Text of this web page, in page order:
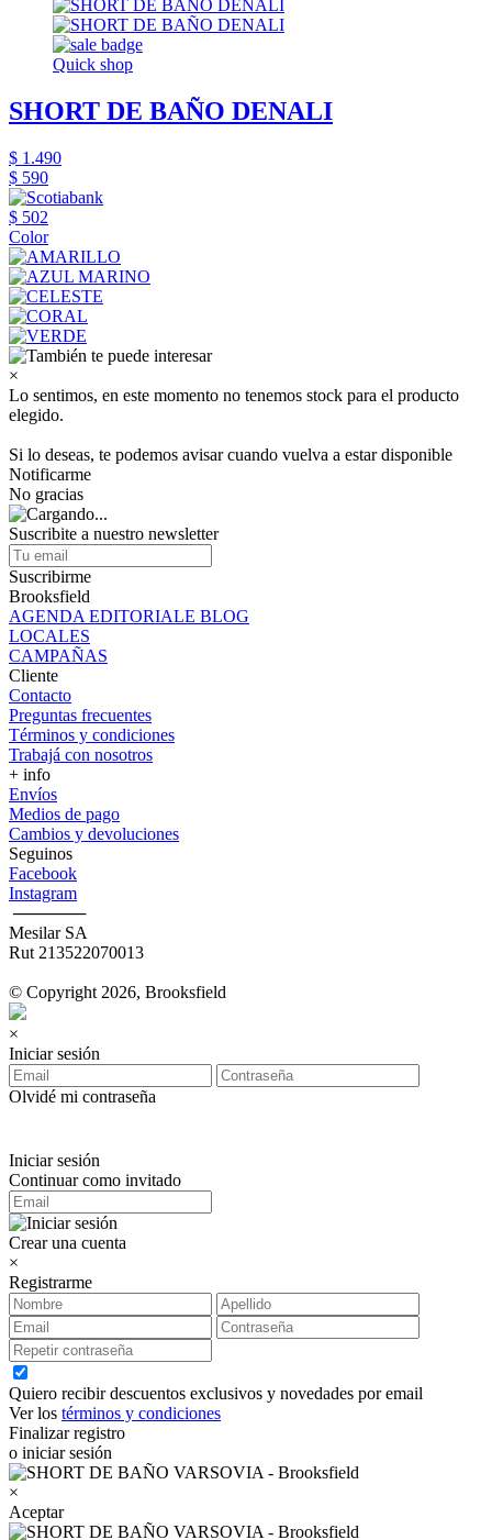
Quick shop
SHORT DE BAÑO DENALI
$ 1.490
$ 590
$ 502
Color
×
Lo sentimos, en este momento no tenemos stock para el producto
elegido.
Si lo deseas, te podemos avisar cuando vuelva a estar disponible
Notificarme
No gracias
Suscribite a nuestro newsletter
Suscribirme
Brooksfield
AGENDA EDITORIALE BLOG
LOCALES
CAMPAÑAS
Cliente
Contacto
Preguntas frecuentes
Términos y condiciones
Trabajá con nosotros
+ info
Envíos
Medios de pago
Cambios y devoluciones
Seguinos
Facebook
Instagram
‎ ──────
Mesilar SA
Rut 213522070013
© Copyright 2026, Brooksfield
×
Iniciar sesión
Olvidé mi contraseña
Iniciar sesión
Continuar como invitado
Crear una cuenta
×
Registrarme
Quiero recibir descuentos exclusivos y novedades por email
Ver los términos y condiciones
Finalizar registro
o iniciar sesión
×
Aceptar